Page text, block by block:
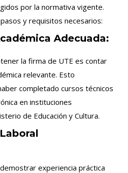
por la normativa vigente.
y requisitos necesarios:
Adecuada:
la firma de UTE es contar
relevante. Esto
completado cursos técnicos
en instituciones
de Educación y Cultura.
experiencia práctica